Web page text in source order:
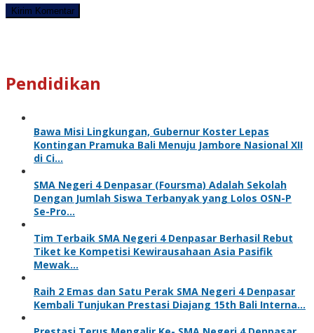
Pendidikan
Bawa Misi Lingkungan, Gubernur Koster Lepas
Kontingan Pramuka Bali Menuju Jambore Nasional XII
di Ci…
SMA Negeri 4 Denpasar (Foursma) Adalah Sekolah
Dengan Jumlah Siswa Terbanyak yang Lolos OSN-P
Se-Pro…
Tim Terbaik SMA Negeri 4 Denpasar Berhasil Rebut
Tiket ke Kompetisi Kewirausahaan Asia Pasifik
Mewak…
Raih 2 Emas dan Satu Perak SMA Negeri 4 Denpasar
Kembali Tunjukan Prestasi Diajang 15th Bali Interna…